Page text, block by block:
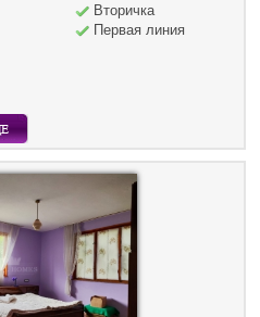
Вторичка
Первая линия